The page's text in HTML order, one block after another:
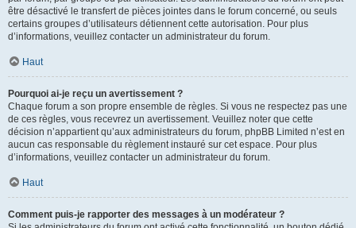
être désactivé le transfert de pièces jointes dans le forum concerné, ou seuls
certains groupes d’utilisateurs détiennent cette autorisation. Pour plus
d’informations, veuillez contacter un administrateur du forum.
Haut
Pourquoi ai-je reçu un avertissement ?
Chaque forum a son propre ensemble de règles. Si vous ne respectez pas une
de ces règles, vous recevrez un avertissement. Veuillez noter que cette
décision n’appartient qu’aux administrateurs du forum, phpBB Limited n’est en
aucun cas responsable du règlement instauré sur cet espace. Pour plus
d’informations, veuillez contacter un administrateur du forum.
Haut
Comment puis-je rapporter des messages à un modérateur ?